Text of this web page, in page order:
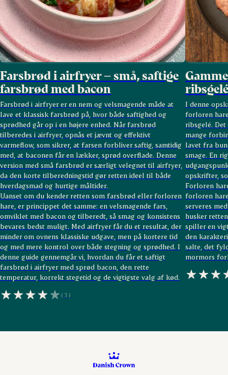
Farsbrød i airfryer – små, saftige
farsbrød med bacon
Farsbrød i airfryer er en nem og velsmagende måde at
lave et klassisk farsbrød på, hvor både saftighed og
sprødhed går op i en højere enhed. Når farsbrød
tilberedes i airfryer, opnås et jævnt og effektivt
varmeflow, som sikrer, at farsen forbliver saftig, samtidig
med, at baconen får en lækker, sprød overflade. Denne
version med små farsbrød er særligt velegnet til airfryer,
da den korte tilberedningstid gør retten ideel til både
hverdagsmad og hurtige måltider.
Uanset om du kender retten som farsbrød eller forloren
hare, er princippet det samme: en velsmagende fars,
omviklet med bacon og tilberedt, så smag og konsistens
bevares bedst muligt. Med airfryer får du et resultat, der
minder om ovnens klassiske udgave, men på kortere tid
og med mere kontrol over både stegning og sprødhed. I
denne guide gennemgår vi, hvordan du får et saftigt
farsbrød i airfryer med sprød bacon, den rette
temperatur, korrekt stegetid og de vigtigste valg af kød.
(3)
ribsgelé
I denne
forloren
ribsgelé. Det
mange
lavet fra
smage. En
opskrifter,
Forloren
forloren
serveres
husker
spiller en
den
salte, det
mormors